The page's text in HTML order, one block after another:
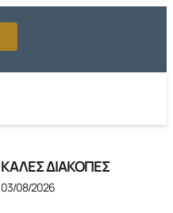
ΚΑΛΕΣ ΔΙΑΚΟΠΕΣ
03/08/2026